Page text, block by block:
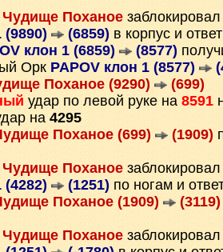
Чудище Поханое
(9890) (6859) в корпус и
клон 1 (6859) (8577)
Орк PAPOV клон 1 (8577)
Поханое (9290)
(699)
удар по левой руке на 8591
на 4295
Поханое (699) (1909)
Чудище Поханое
(4282) (1251) по ногам и
Поханое (1909) (3119)
Чудище Поханое